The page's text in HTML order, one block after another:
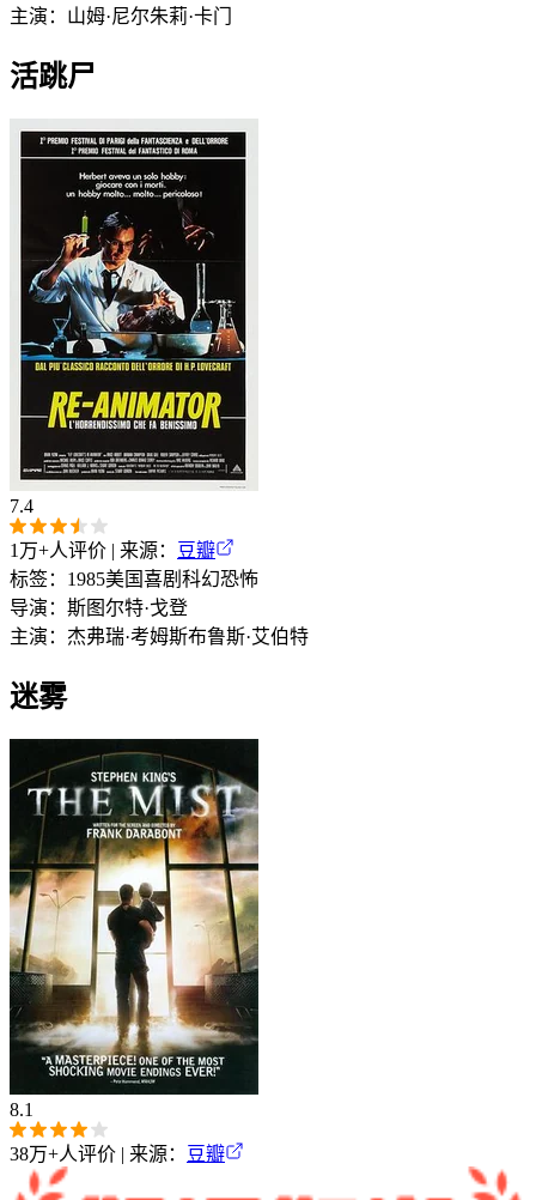
主演： 山姆·尼尔朱莉·卡门
活跳尸
7.4
1万+人评价 | 来源：
豆瓣
标签： 1985美国喜剧 科幻恐怖
导演： 斯图尔特·戈登
主演： 杰弗瑞·考姆斯布鲁斯·艾伯特
迷雾
8.1
38万+人评价 | 来源： 豆瓣